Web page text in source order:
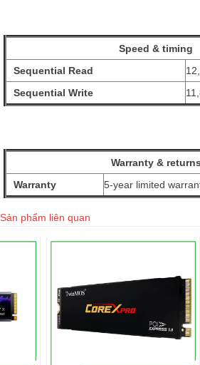
Speed & timing
Sequential Read
Sequential Write
Warranty & returns
Warranty
5-year limited
Sản phẩm liên quan